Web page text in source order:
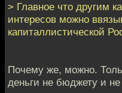
> Главное что другим
интересов можно
капиталлистической
Почему же, можно.
деньги не бюджету и